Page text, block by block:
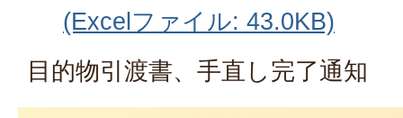
(Excelファイル: 43.0KB)
目的物引渡書、手直し完了通知